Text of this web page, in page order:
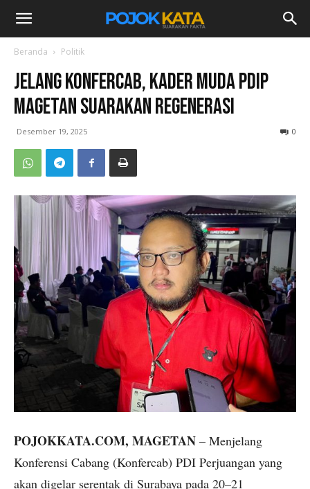
Beranda Politik
Jelang Konfercab, Kader Muda PDIP
Magetan Suarakan Regenerasi
Desember 19, 2025 0
POJOKKATA.COM, MAGETAN – Menjelang
Konferensi Cabang (Konfercab) PDI Perjuangan yang
akan digelar serentak di Surabaya pada 20–21